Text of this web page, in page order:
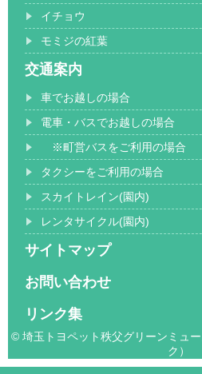
イチョウ
モミジの紅葉
交通案内
車でお越しの場合
電車・バスでお越しの場合
※町営バスをご利用の場合
タクシーをご利用の場合
スカイトレイン(園内)
レンタサイクル(園内)
サイトマップ
お問い合わせ
リンク集
© 埼玉トヨペット秩父グリーンミュ
ク）